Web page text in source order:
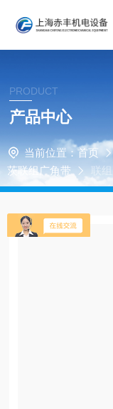
PRODUCT
产品中心
当前位置： 首页
茨联组广角带
联
M975,8/5M975,2/